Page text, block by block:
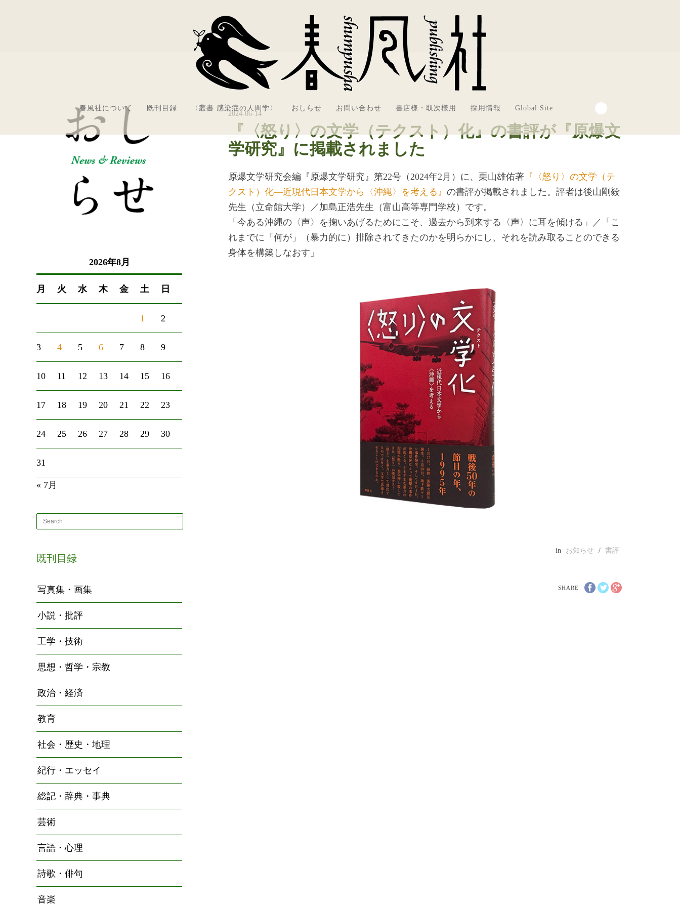
春風社について 既刊目録 〈叢書 感染症の人間学〉 おしらせ お問い合わせ 書店様・取次様用 採用情報 Global Site
2024-06-14
『〈怒り〉の文学（テクスト）化』の書評が『原爆文
学研究』に掲載されました
原爆文学研究会編『原爆文学研究』第22号（2024年2月）に、栗山雄佑著 『〈怒り〉の文学（テ
クスト）化―近現代日本文学から〈沖縄〉を考える』の書評が掲載されました。評者は後山剛毅
先生（立命館大学）／加島正浩先生（富山高等専門学校）です。
「今ある沖縄の〈声〉を掬いあげるためにこそ、過去から到来する〈声〉に耳を傾ける」／「こ
れまでに「何が」（暴力的に）排除されてきたのかを明らかにし、それを読み取ることのできる
身体を構築しなおす」
in お知らせ / 書評
SHARE
2026年8月
月 火 水 木 金 土 日
1 2
3 4 5 6 7 8 9
10 11 12 13 14 15 16
17 18 19 20 21 22 23
24 25 26 27 28 29 30
31
« 7月
既刊目録
写真集・画集
小説・批評
工学・技術
思想・哲学・宗教
政治・経済
教育
社会・歴史・地理
紀行・エッセイ
総記・辞典・事典
芸術
言語・心理
詩歌・俳句
音楽